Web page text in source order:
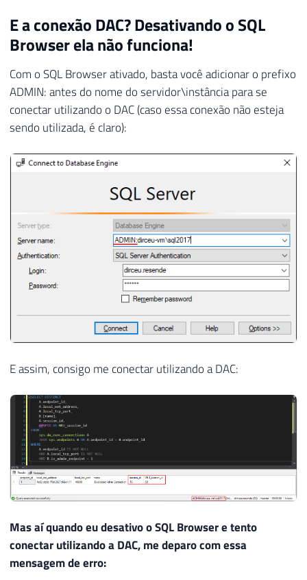
E a conexão DAC? Desativando o SQL
Browser ela não funciona!
Com o SQL Browser ativado, basta você adicionar o prefixo
ADMIN: antes do nome do servidor\instância para se
conectar utilizando o DAC (caso essa conexão não esteja
sendo utilizada, é claro):
E assim, consigo me conectar utilizando a DAC:
Mas aí quando eu desativo o SQL Browser e tento
conectar utilizando a DAC, me deparo com essa
mensagem de erro: